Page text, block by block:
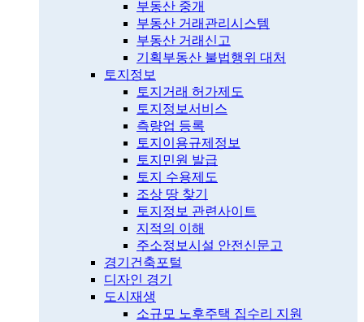
부동산 중개
부동산 거래관리시스템
부동산 거래신고
기획부동산 불법행위 대처
토지정보
토지거래 허가제도
토지정보서비스
측량업 등록
토지이용규제정보
토지민원 발급
토지 수용제도
조상 땅 찾기
토지정보 관련사이트
지적의 이해
주소정보시설 안전신문고
경기건축포털
디자인 경기
도시재생
소규모 노후주택 집수리 지원